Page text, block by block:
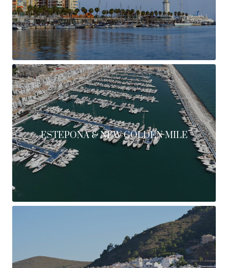
ESTEPONA & NEW GOLDEN MILE